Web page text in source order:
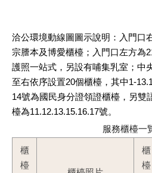
洽公環境動線圖圖示說明：入門口
宗謄本及博愛櫃檯；入門口左方為
護照一站式，另設有哺集乳室；中
至右依序設置20個櫃檯，其中1-
14號為國民身分證領證櫃檯，另雙
檯為11.12.13.15.16.17號。
櫃
檯
櫃
檯
服務櫃檯一